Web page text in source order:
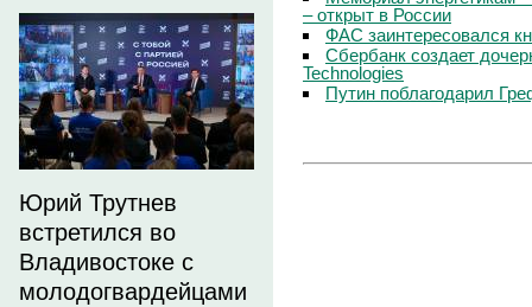
Юрий Трутнев
встретился во
Владивостоке с
молодогвардейцами
– открыт в России
ФАС заинтересовался
Сбербанк создает
Technologies
Путин поблагодарил